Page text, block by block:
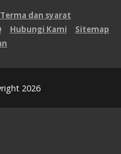
Terma dan syarat
Hubungi Kami
Sitemap
2026